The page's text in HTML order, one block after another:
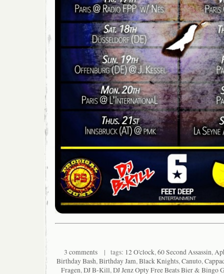
3 comments| tags: 12 O'clock,60 Second Assassin,
Birthday Bash,Birthday Jam,Black Knights,Canuto,
Fragen,DJ B-Kill,DJ Jenz Opty Free Beats Bier & Bingo